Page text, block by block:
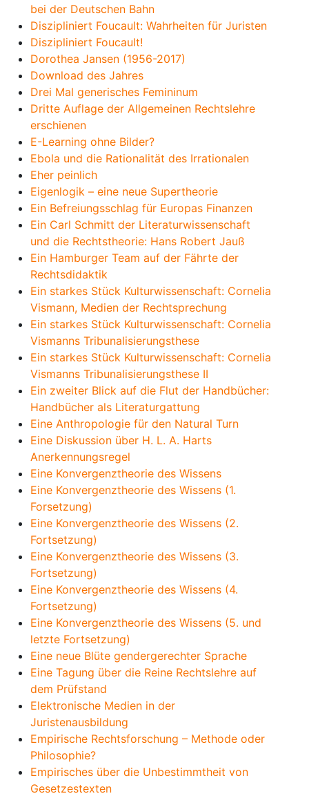
bei der Deutschen Bahn
Diszipliniert Foucault: Wahrheiten für Juristen
Diszipliniert Foucault!
Dorothea Jansen (1956-2017)
Download des Jahres
Drei Mal generisches Femininum
Dritte Auflage der Allgemeinen Rechtslehre
erschienen
E-Learning ohne Bilder?
Ebola und die Rationalität des Irrationalen
Eher peinlich
Eigenlogik – eine neue Supertheorie
Ein Befreiungsschlag für Europas Finanzen
Ein Carl Schmitt der Literaturwissenschaft
und die Rechtstheorie: Hans Robert Jauß
Ein Hamburger Team auf der Fährte der
Rechtsdidaktik
Ein starkes Stück Kulturwissenschaft: Cornelia
Vismann, Medien der Rechtsprechung
Ein starkes Stück Kulturwissenschaft: Cornelia
Vismanns Tribunalisierungsthese
Ein starkes Stück Kulturwissenschaft: Cornelia
Vismanns Tribunalisierungsthese II
Ein zweiter Blick auf die Flut der Handbücher:
Handbücher als Literaturgattung
Eine Anthropologie für den Natural Turn
Eine Diskussion über H. L. A. Harts
Anerkennungsregel
Eine Konvergenztheorie des Wissens
Eine Konvergenztheorie des Wissens (1.
Forsetzung)
Eine Konvergenztheorie des Wissens (2.
Fortsetzung)
Eine Konvergenztheorie des Wissens (3.
Fortsetzung)
Eine Konvergenztheorie des Wissens (4.
Fortsetzung)
Eine Konvergenztheorie des Wissens (5. und
letzte Fortsetzung)
Eine neue Blüte gendergerechter Sprache
Eine Tagung über die Reine Rechtslehre auf
dem Prüfstand
Elektronische Medien in der
Juristenausbildung
Empirische Rechtsforschung – Methode oder
Philosophie?
Empirisches über die Unbestimmtheit von
Gesetzestexten